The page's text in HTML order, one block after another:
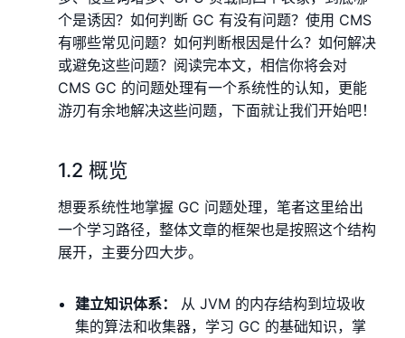
个是诱因？如何判断 GC 有没有问题？使用 CMS
有哪些常见问题？如何判断根因是什么？如何解决
或避免这些问题？阅读完本文，相信你将会对
CMS GC 的问题处理有一个系统性的认知，更能
游刃有余地解决这些问题，下面就让我们开始吧！
1.2 概览
想要系统性地掌握 GC 问题处理，笔者这里给出
一个学习路径，整体文章的框架也是按照这个结构
展开，主要分四大步。
建立知识体系：
从 JVM 的内存结构到垃圾收
集的算法和收集器，学习 GC 的基础知识，掌